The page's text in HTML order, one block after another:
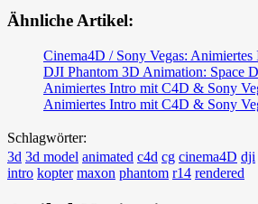
Ähnliche Artikel:
Cinema4D / Sony Vegas: Animiertes
DJI Phantom 3D Animation: Space
Animiertes Intro mit C4D & Sony
Animiertes Intro mit C4D & Sony
Schlagwörter:
3d 3d model animated c4d cg cinema4D dji
intro kopter maxon phantom r14 rendered